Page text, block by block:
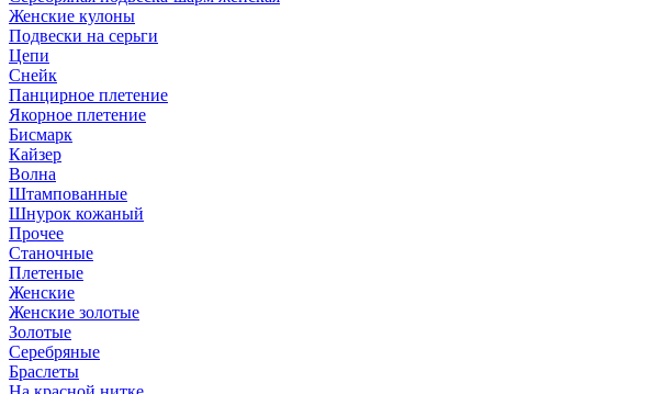
Женские кулоны
Подвески на серьги
Цепи
Снейк
Панцирное плетение
Якорное плетение
Бисмарк
Кайзер
Волна
Штампованные
Шнурок кожаный
Прочее
Станочные
Плетеные
Женские
Женские золотые
Золотые
Серебряные
Браслеты